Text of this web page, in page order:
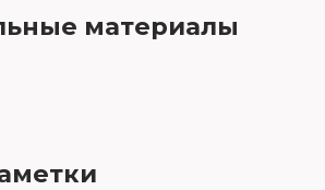
материалы